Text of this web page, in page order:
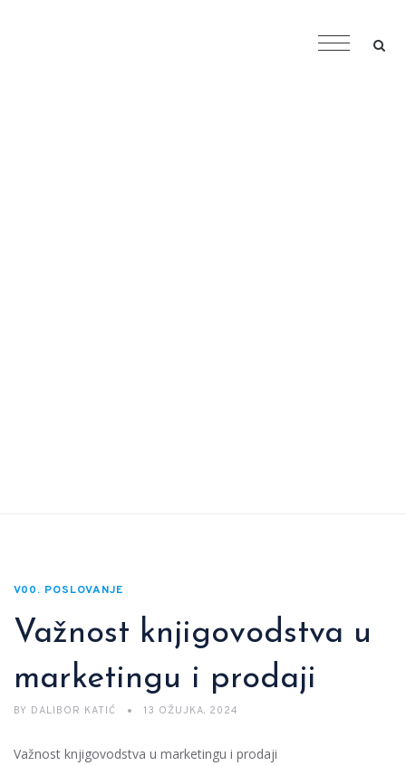
V00. POSLOVANJE
Važnost knjigovodstva u
marketingu i prodaji
BY DALIBOR KATIĆ 13 OŽUJKA, 2024
Važnost knjigovodstva u marketingu i prodaji